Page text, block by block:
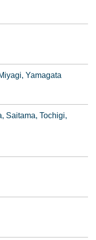
Yamagata
Saitama Tochigi